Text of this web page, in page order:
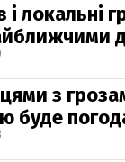
і локальні
з
буде